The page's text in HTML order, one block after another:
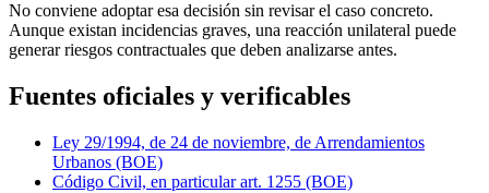
No conviene adoptar esa decisión sin revisar el caso concreto.
Aunque existan incidencias graves, una reacción unilateral puede
generar riesgos contractuales que deben analizarse antes.
Fuentes oficiales y verificables
Ley 29/1994, de 24 de noviembre, de Arrendamientos
Urbanos (BOE)
Código Civil, en particular art. 1255 (BOE)